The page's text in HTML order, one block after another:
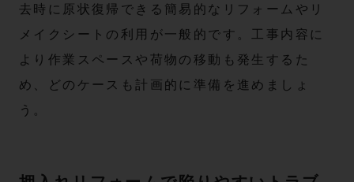
去時に原状復帰できる簡易的なリフォームやリ
メイクシートの利用が一般的です。工事内容に
より作業スペースや荷物の移動も発生するた
め、どのケースも計画的に準備を進めましょ
う。